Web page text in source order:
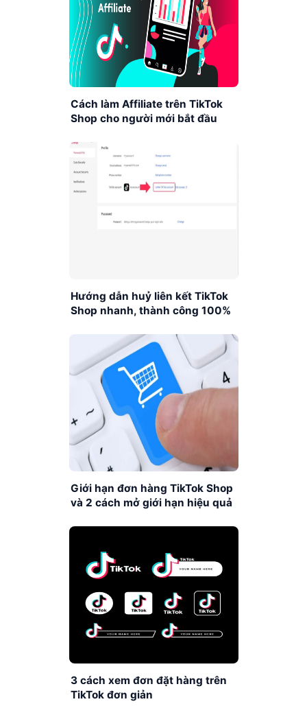
Cách làm Affiliate trên TikTok
Shop cho người mới bắt đầu
Hướng dẫn huỷ liên kết TikTok
Shop nhanh, thành công 100%
Giới hạn đơn hàng TikTok Shop
và 2 cách mở giới hạn hiệu quả
3 cách xem đơn đặt hàng trên
TikTok đơn giản